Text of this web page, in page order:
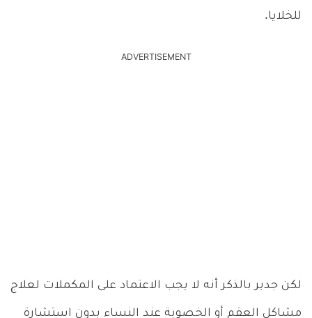
للخلايا.
ADVERTISEMENT
لكن جدير بالذكر أنه لا يجب الاعتماد على المكملات لعلاج
مشاكل العقم أو الخصوبة عند النساء بدون استشارة